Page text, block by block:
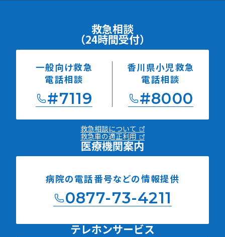
救急相談
（24時間受付）
一般向け救急
電話相談
#7119
香川県小児救急
電話相談
#8000
救急相談について
救急車の適正利用
医療機関案内
病院の電話番号などの情報提供
0877-73-4211
テレホンサービス